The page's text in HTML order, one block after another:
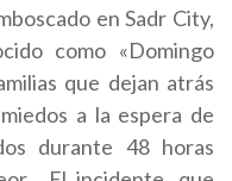
en Sadr City,
como «Domingo
que dejan atrás
a la espera de
durante 48 horas